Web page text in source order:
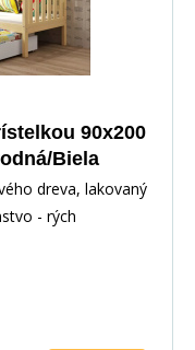
90x200
Biela
dreva, lakovaný
- rých